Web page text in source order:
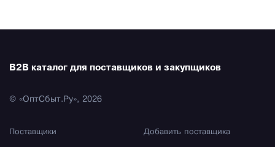
B2B каталог для поставщиков и закупщиков
© «ОптСбыт.Ру», 2026
Поставщики Добавить поставщика